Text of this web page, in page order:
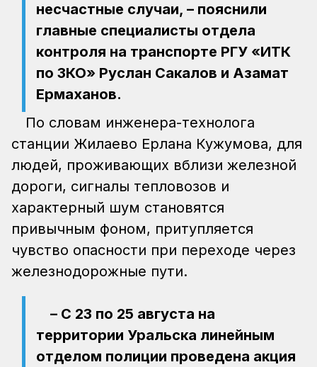
несчастные случаи, – пояснили
главные специалисты отдела
контроля на транспорте РГУ «ИТК
по ЗКО» Руслан Сакалов и Азамат
Ермаханов.
По словам инженера-технолога
станции Жилаево Ерлана Кужумова, для
людей, проживающих вблизи железной
дороги, сигналы тепловозов и
характерный шум становятся
привычным фоном, притупляется
чувство опасности при переходе через
железнодорожные пути.
– С 23 по 25 августа на
территории Уральска линейным
отделом полиции проведена акция